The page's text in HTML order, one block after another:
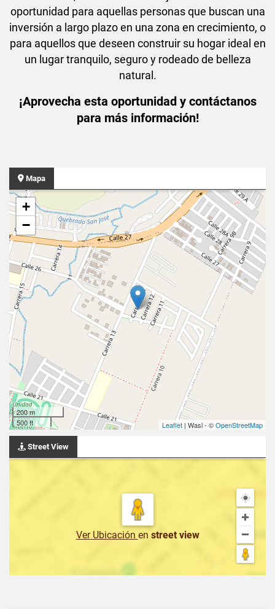
oportunidad para aquellas personas que buscan una
inversión a largo plazo en una zona en crecimiento, o
para aquellos que deseen construir su hogar ideal en
un lugar tranquilo, seguro y rodeado de belleza
natural.
¡Aprovecha esta oportunidad y contáctanos
para más información!
Mapa
+
−
200 m
500 ft
Leaflet | Wasi - ©OpenStreetMap
Street View
Ver Ubicación en street view